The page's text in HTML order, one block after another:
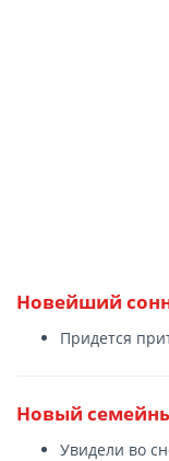
Новейший
Придется
Новый
Увидели во